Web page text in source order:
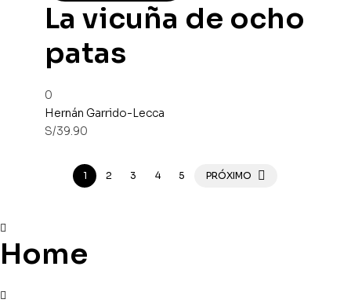
La vicuña de ocho
patas
0
Hernán Garrido-Lecca
S/39.90
1 2 3 4 5 PRÓXIMO
Home